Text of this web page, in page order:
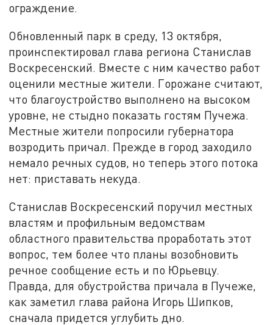
ограждение.
Обновленный парк в среду, 13 октября,
проинспектировал глава региона Станислав
Воскресенский. Вместе с ним качество работ
оценили местные жители. Горожане считают,
что благоустройство выполнено на высоком
уровне, не стыдно показать гостям Пучежа.
Местные жители попросили губернатора
возродить причал. Прежде в город заходило
немало речных судов, но теперь этого потока
нет: приставать некуда.
Станислав Воскресенский поручил местных
властям и профильным ведомствам
областного правительства проработать этот
вопрос, тем более что планы возобновить
речное сообщение есть и по Юрьевцу.
Правда, для обустройства причала в Пучеже,
как заметил глава района Игорь Шипков,
сначала придется углубить дно.